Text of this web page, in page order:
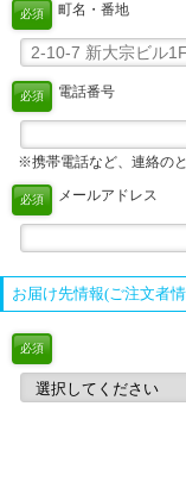
必須 町名・番地
必須 電話番号
※携帯電話など、連絡の
必須 メールアドレス
お届け先情報(ご注文者
必須